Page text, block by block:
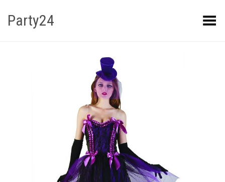
Party24 Kuva menüü